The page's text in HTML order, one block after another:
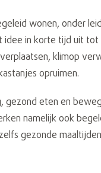
wonen, onder
in korte tijd uit
klimop
opruimen.
gezond eten en
namelijk ook
gezonde